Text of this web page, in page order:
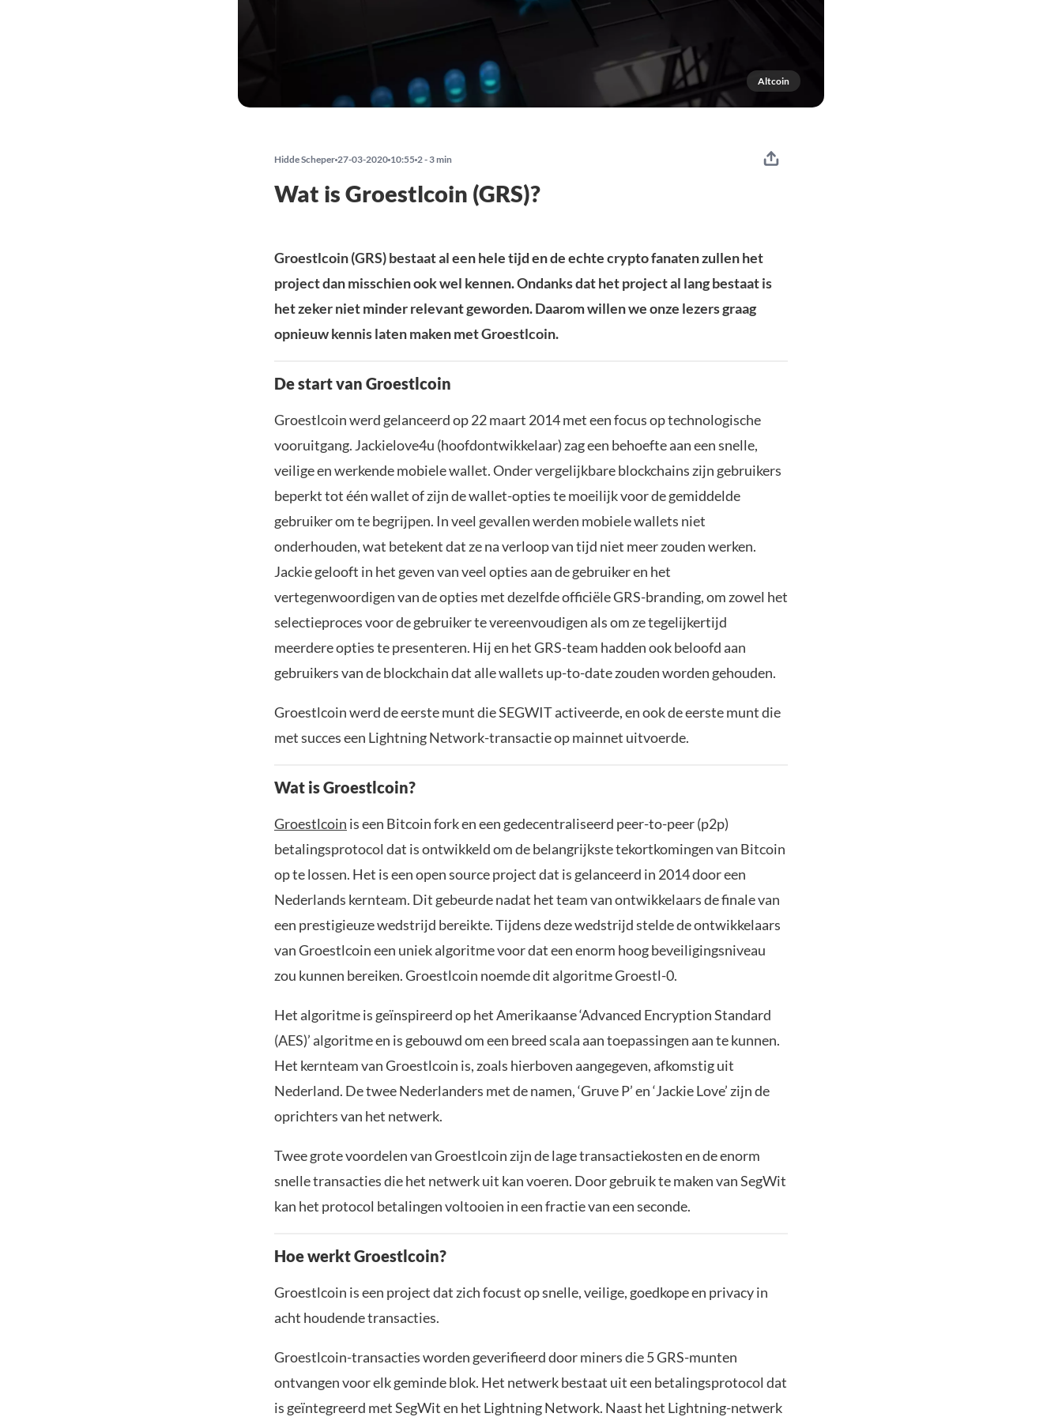
Altcoin
Hidde Scheper 27-03-2020 10:55 2 - 3 min
Wat is Groestlcoin (GRS)?
Groestlcoin (GRS) bestaat al een hele tijd en de echte crypto fanaten zullen het
project dan misschien ook wel kennen. Ondanks dat het project al lang bestaat is
het zeker niet minder relevant geworden. Daarom willen we onze lezers graag
opnieuw kennis laten maken met Groestlcoin.
De start van Groestlcoin
Groestlcoin werd gelanceerd op 22 maart 2014 met een focus op technologische
vooruitgang. Jackielove4u (hoofdontwikkelaar) zag een behoefte aan een snelle,
veilige en werkende mobiele wallet. Onder vergelijkbare blockchains zijn gebruikers
beperkt tot één wallet of zijn de wallet-opties te moeilijk voor de gemiddelde
gebruiker om te begrijpen. In veel gevallen werden mobiele wallets niet
onderhouden, wat betekent dat ze na verloop van tijd niet meer zouden werken.
Jackie gelooft in het geven van veel opties aan de gebruiker en het
vertegenwoordigen van de opties met dezelfde officiële GRS-branding, om zowel het
selectieproces voor de gebruiker te vereenvoudigen als om ze tegelijkertijd
meerdere opties te presenteren. Hij en het GRS-team hadden ook beloofd aan
gebruikers van de blockchain dat alle wallets up-to-date zouden worden gehouden.
Groestlcoin werd de eerste munt die SEGWIT activeerde, en ook de eerste munt die
met succes een Lightning Network-transactie op mainnet uitvoerde.
Wat is Groestlcoin?
Groestlcoin is een Bitcoin fork en een gedecentraliseerd peer-to-peer (p2p)
betalingsprotocol dat is ontwikkeld om de belangrijkste tekortkomingen van Bitcoin
op te lossen. Het is een open source project dat is gelanceerd in 2014 door een
Nederlands kernteam. Dit gebeurde nadat het team van ontwikkelaars de finale van
een prestigieuze wedstrijd bereikte. Tijdens deze wedstrijd stelde de ontwikkelaars
van Groestlcoin een uniek algoritme voor dat een enorm hoog beveiligingsniveau
zou kunnen bereiken. Groestlcoin noemde dit algoritme Groestl-0.
Het algoritme is geïnspireerd op het Amerikaanse ‘Advanced Encryption Standard
(AES)’ algoritme en is gebouwd om een ​​breed scala aan toepassingen aan te kunnen.
Het kernteam van Groestlcoin is, zoals hierboven aangegeven, afkomstig uit
Nederland. De twee Nederlanders met de namen, ‘Gruve P’ en ‘Jackie Love’ zijn de
oprichters van het netwerk.
Twee grote voordelen van Groestlcoin zijn de lage transactiekosten en de enorm
snelle transacties die het netwerk uit kan voeren. Door gebruik te maken van SegWit
kan het protocol betalingen voltooien in een fractie van een seconde.
Hoe werkt Groestlcoin?
Groestlcoin is een project dat zich focust op snelle, veilige, goedkope en privacy in
acht houdende transacties.
Groestlcoin-transacties worden geverifieerd door miners die 5 GRS-munten
ontvangen voor elk geminde blok. Het netwerk bestaat uit een betalingsprotocol dat
is geïntegreerd met SegWit en het Lightning Network. Naast het Lightning-netwerk